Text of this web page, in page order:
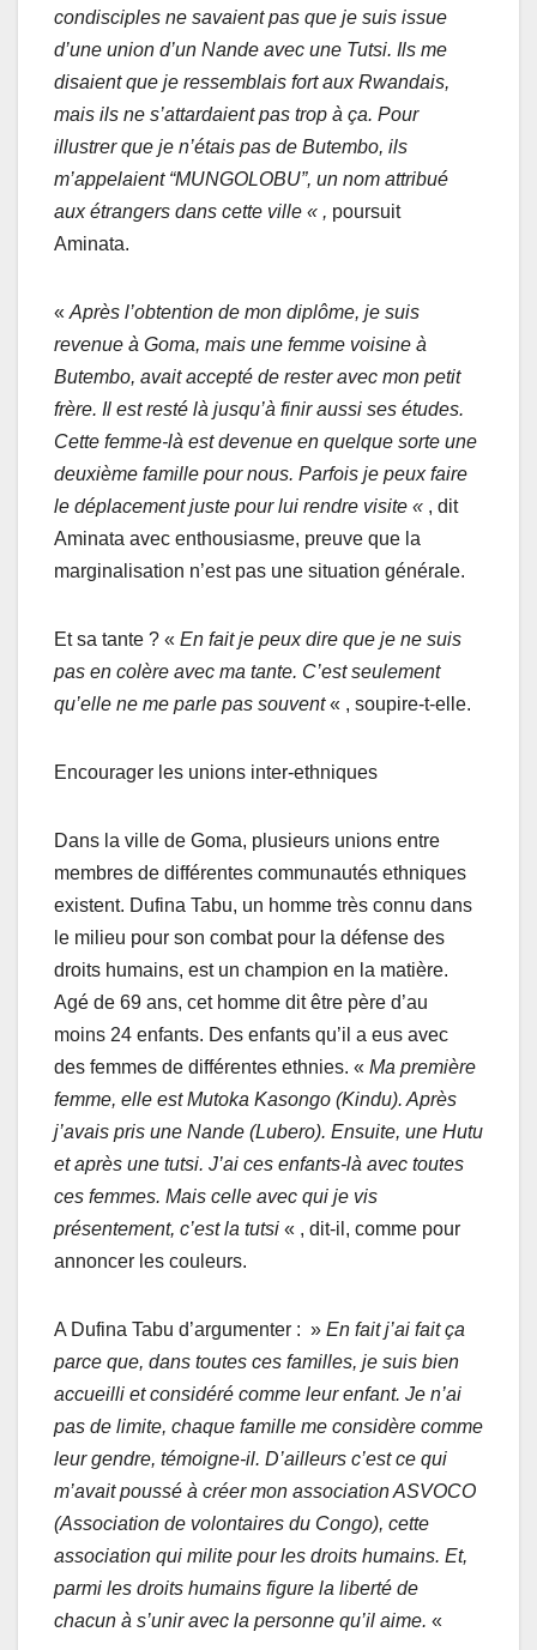
condisciples ne savaient pas que je suis issue
d’une union d’un Nande avec une Tutsi. Ils me
disaient que je ressemblais fort aux Rwandais,
mais ils ne s’attardaient pas trop à ça. Pour
illustrer que je n’étais pas de Butembo, ils
m’appelaient “MUNGOLOBU”, un nom attribué
aux étrangers dans cette ville « , poursuit
Aminata.
«Après l’obtention de mon diplôme, je suis
revenue à Goma, mais une femme voisine à
Butembo, avait accepté de rester avec mon petit
frère. Il est resté là jusqu’à finir aussi ses études.
Cette femme-là est devenue en quelque sorte une
deuxième famille pour nous. Parfois je peux faire
le déplacement juste pour lui rendre visite « , dit
Aminata avec enthousiasme, preuve que la
marginalisation n’est pas une situation générale.
Et sa tante ? « En fait je peux dire que je ne suis
pas en colère avec ma tante. C’est seulement
qu’elle ne me parle pas souvent« , soupire-t-elle.
Encourager les unions inter-ethniques
Dans la ville de Goma, plusieurs unions entre
membres de différentes communautés ethniques
existent. Dufina Tabu, un homme très connu dans
le milieu pour son combat pour la défense des
droits humains, est un champion en la matière.
Agé de 69 ans, cet homme dit être père d’au
moins 24 enfants. Des enfants qu’il a eus avec
des femmes de différentes ethnies. « Ma première
femme, elle est Mutoka Kasongo (Kindu). Après
j’avais pris une Nande (Lubero). Ensuite, une Hutu
et après une tutsi. J’ai ces enfants-là avec toutes
ces femmes. Mais celle avec qui je vis
présentement, c’est la tutsi « , dit-il, comme pour
annoncer les couleurs.
A Dufina Tabu d’argumenter : » En fait j’ai fait ça
parce que, dans toutes ces familles, je suis bien
accueilli et considéré comme leur enfant. Je n’ai
pas de limite, chaque famille me considère comme
leur gendre, témoigne-il. D’ailleurs c’est ce qui
m’avait poussé à créer mon association ASVOCO
(Association de volontaires du Congo), cette
association qui milite pour les droits humains. Et,
parmi les droits humains figure la liberté de
chacun à s’unir avec la personne qu’il aime. «